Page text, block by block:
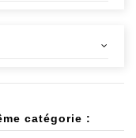
catégorie :